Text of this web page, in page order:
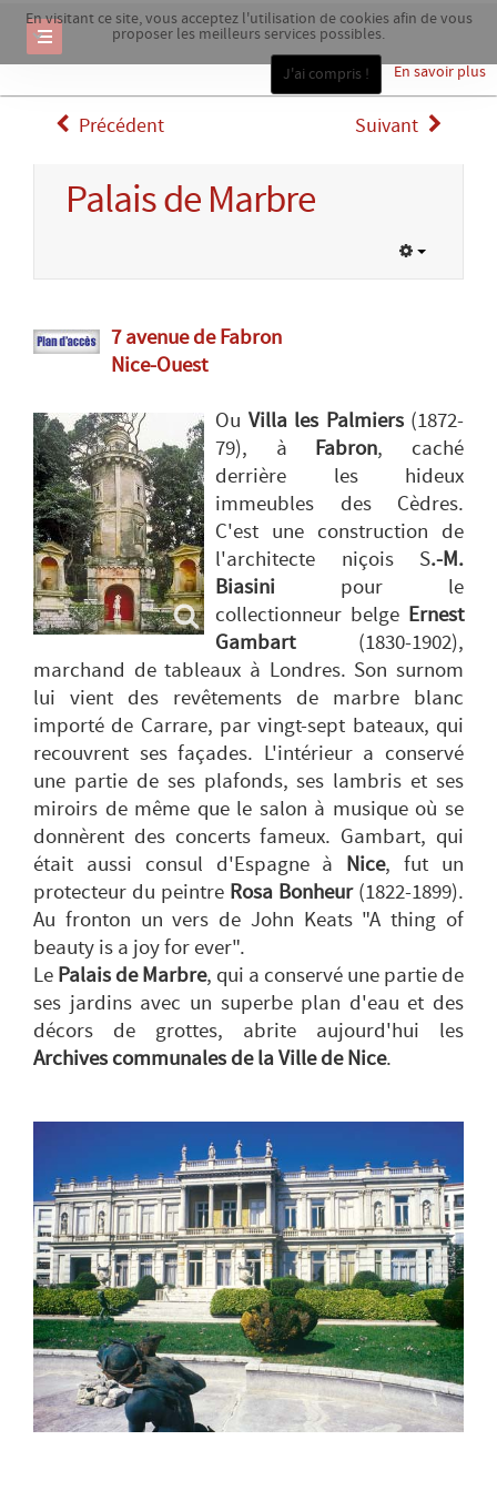
En visitant ce site, vous acceptez l'utilisation de cookies afin de vous
proposer les meilleurs services possibles.
En savoir plus
J'ai compris !
Précédent Suivant
Palais de Marbre
7 avenue de Fabron
Nice-Ouest
Ou Villa les Palmiers(1872-
79), à Fabron, caché
derrière les hideux
immeubles des Cèdres.
C'est une construction de
l'architecte niçois S.-M.
Biasini pour le
collectionneur belge Ernest
Gambart(1830-1902),
marchand de tableaux à Londres. Son surnom
lui vient des revêtements de marbre blanc
importé de Carrare, par vingt-sept bateaux, qui
recouvrent ses façades. L'intérieur a conservé
une partie de ses plafonds, ses lambris et ses
miroirs de même que le salon à musique où se
donnèrent des concerts fameux. Gambart, qui
était aussi consul d'Espagne à Nice, fut un
protecteur du peintre Rosa Bonheur(1822-1899).
Au fronton un vers de John Keats "A thing of
beauty is a joy for ever".
Le Palais de Marbre, qui a conservé une partie de
ses jardins avec un superbe plan d'eau et des
décors de grottes, abrite aujourd'hui les
Archives communales de la Ville de Nice.